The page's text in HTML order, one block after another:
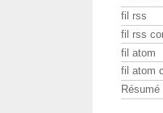
fil rss
fil rss
fil atom
fil atom
Résumé